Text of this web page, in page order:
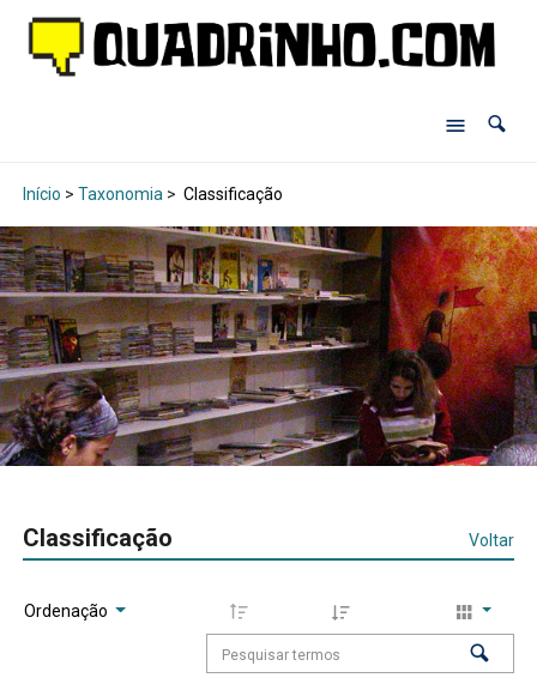
Início > Taxonomia > Classificação
Classificação Voltar
Ordenação